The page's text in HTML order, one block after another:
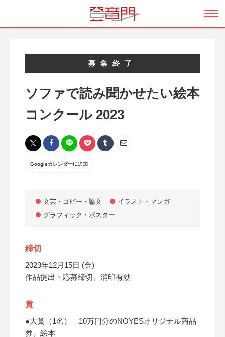
募集終了
ソファで読み聞かせたい絵本
コンクール 2023
Googleカレンダーに追加
文芸・コピー・論文
イラスト・マンガ
グラフィック・ポスター
締切
2023年12月15日 (金)
作品提出・応募締切、消印有効
賞
●大賞（1名） 10万円分のNOYESオリジナル商品
券、絵本